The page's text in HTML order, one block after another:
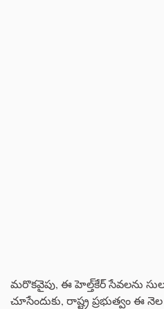
మరొకవైపు, ఈ హెల్త్‌కేర్ సేవలను
చూసేందుకు, రాష్ట్ర ప్రభుత్వం ఈ